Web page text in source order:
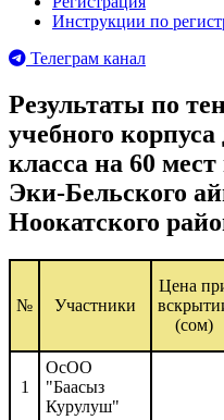
Инструкции по
Телеграм канал
Результаты по
учебного
класса на 60
Эки-Бельского
Ноокатского
№ Участники
Цена
(сом)
1
ОсОО
"Баасыз
Курулуш"